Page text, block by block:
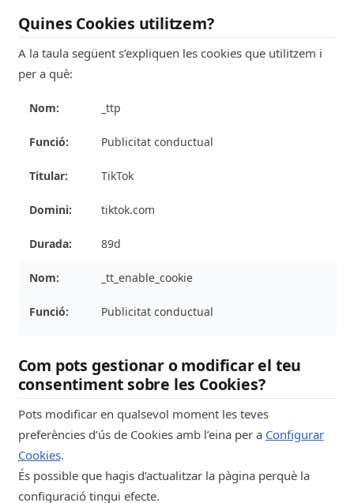
Quines Cookies utilitzem?
A la taula següent s’expliquen les cookies que utilitzem i
per a què:
_ttp
Publicitat conductual
TikTok
tiktok.com
89d
_tt_enable_cookie
Publicitat conductual
nubulus.cat
89d
Publicitat conductual
Com pots gestionar o modificar el teu
consentiment sobre les Cookies?
Pots modificar en qualsevol moment les teves
preferències d’ús de Cookies amb l’eina per a Configurar
Cookies.
És possible que hagis d’actualitzar la pàgina perquè la
configuració tingui efecte.